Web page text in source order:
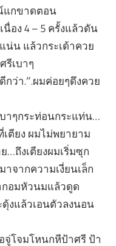
แกขาดตอน
อง 4 – 5 ครั้งแล้วดัน
น่น แล้วกระเด้าควย
รีเบาๆ
กว่า.”.ผมค่อยๆดึงควย
าๆกระท่อนกระแท่น…
ตียง ผมไม่พยายาม
…ถึงเตียงผมเริ่มซุก
จากความเงี่ยนเล็ก
อมหัวนมแล้วดูด
งแล้วเอนตัวลงนอน
จู่โจมโหนกหีป้าศรี ป้า